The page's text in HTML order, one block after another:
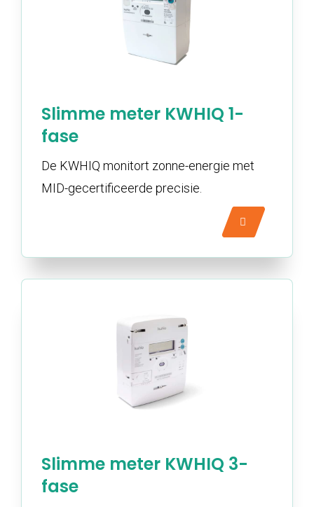
Slimme meter KWHIQ 1-
fase
De KWHIQ monitort zonne-energie met
MID-gecertificeerde precisie.
Slimme meter KWHIQ 3-
fase